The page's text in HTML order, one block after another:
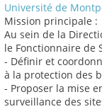
Université de
Mission principale :
Au sein de la
le Fonctionnaire de
- Définir et
à la protection des
- Proposer la mise
surveillance des